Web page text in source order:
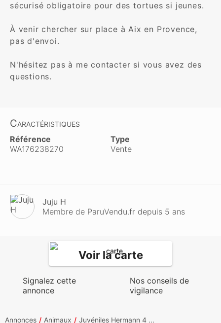
sécurisé obligatoire pour des tortues si jeunes.
À venir chercher sur place à Aix en Provence,
pas d'envoi.
N'hésitez pas à me contacter si vous avez des
questions.
Caractéristiques
Référence
WA176238270
Type
Vente
Juju H
Membre de ParuVendu.fr depuis 5 ans
Voir la carte
Signalez cette
annonce
Nos conseils de
vigilance
Annonces Animaux Juvéniles Hermann 4 ...